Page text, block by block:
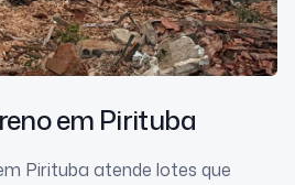
em Pirituba
Pirituba atende lotes que